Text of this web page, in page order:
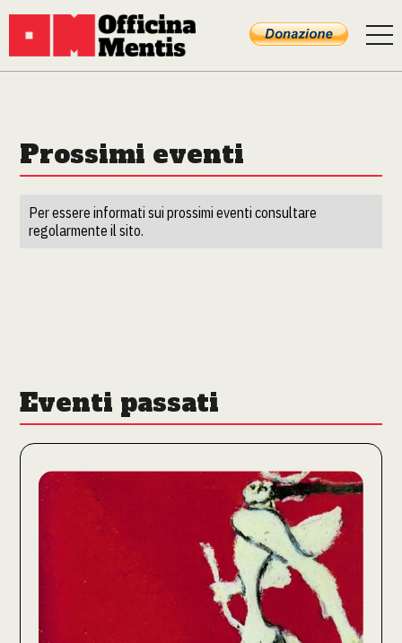
Prossimi eventi
Per essere informati sui prossimi eventi consultare
regolarmente il sito.
Eventi passati